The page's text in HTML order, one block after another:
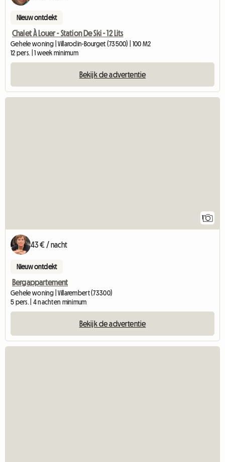
Nieuw ontdekt
Chalet À Louer - Station De Ski - 12 Lits
Gehele woning | Villarodin-Bourget (73500) | 100 M2
12 pers. | 1 week minimum
Bekijk de advertentie
1
43 € / nacht
Nieuw ontdekt
Bergappartement
Gehele woning | Villarembert (73300)
5 pers. | 4 nachten minimum
Bekijk de advertentie